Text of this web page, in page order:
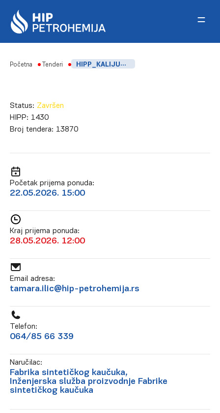
Početna Tenderi HIPP_KALIJUM HIDROKSID (KOH) – 48T
Status: Završen
HIPP: 1430
Broj tendera: 13870
Početak prijema ponuda:
22.05.2026. 15:00
Kraj prijema ponuda:
28.05.2026. 12:00
Email adresa:
tamara.ilic@hip-petrohemija.rs
Telefon:
064/85 66 339
Naručilac:
Fabrika sintetičkog kaučuka,
Inženjerska služba proizvodnje Fabrike
sintetičkog kaučuka